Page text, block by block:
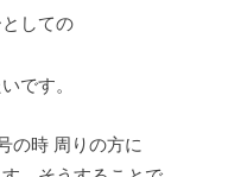
しての
です。
の時 周りの方に